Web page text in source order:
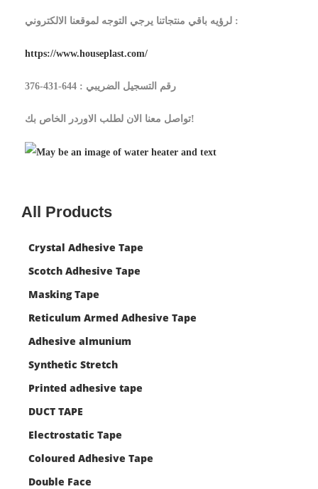
لرؤيه باقي منتجاتنا يرجي التوجه لموقعنا الالكتروني :
https://www.houseplast.com/
رقم التسجيل الضريبي : 644-431-376
تواصل معنا الان لطلب الاوردر الخاص بك!
All Products
Crystal Adhesive Tape
Scotch Adhesive Tape
Masking Tape
Reticulum Armed Adhesive Tape
Adhesive almunium
Synthetic Stretch
Printed adhesive tape
DUCT TAPE
Electrostatic Tape
Coloured Adhesive Tape
Double Face